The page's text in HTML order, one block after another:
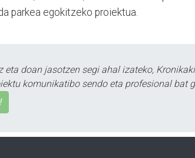
parkea egokitzeko proiektua.
eta doan jasotzen segi ahal izateko,
komunikatibo sendo eta profesional bat